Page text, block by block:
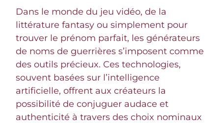
Dans le monde du jeu vidéo, de la
littérature fantasy ou simplement pour
trouver le prénom parfait, les générateurs
de noms de guerrières s’imposent comme
des outils précieux. Ces technologies,
souvent basées sur l’intelligence
artificielle, offrent aux créateurs la
possibilité de conjuguer audace et
authenticité à travers des choix nominaux